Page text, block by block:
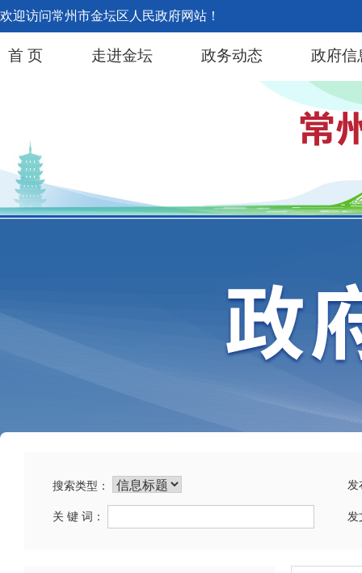
欢迎访问常州市金坛区人民政府网站！
首 页 走进金坛 政务动态 政府信
搜索类型： 发
关 键 词： 发